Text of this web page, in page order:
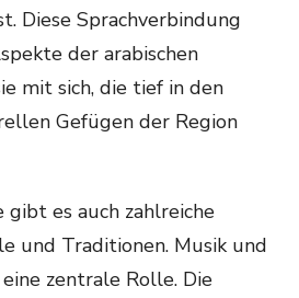
Diese Sprachverbindung
der arabischen
mit sich, die tief in den
Gefügen der Region
gibt es auch zahlreiche
und Traditionen. Musik und
zentrale Rolle. Die